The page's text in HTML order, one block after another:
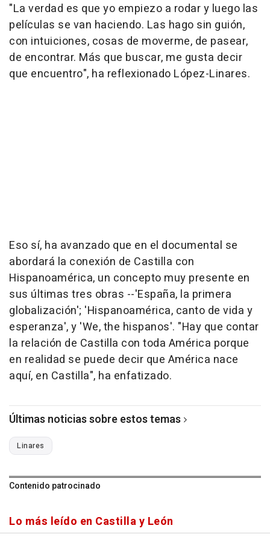
"La verdad es que yo empiezo a rodar y luego las
películas se van haciendo. Las hago sin guión,
con intuiciones, cosas de moverme, de pasear,
de encontrar. Más que buscar, me gusta decir
que encuentro", ha reflexionado López-Linares.
Eso sí, ha avanzado que en el documental se
abordará la conexión de Castilla con
Hispanoamérica, un concepto muy presente en
sus últimas tres obras --'España, la primera
globalización'; 'Hispanoamérica, canto de vida y
esperanza', y 'We, the hispanos'. "Hay que contar
la relación de Castilla con toda América porque
en realidad se puede decir que América nace
aquí, en Castilla", ha enfatizado.
Últimas noticias sobre estos temas
Linares
Contenido patrocinado
Lo más leído en Castilla y León